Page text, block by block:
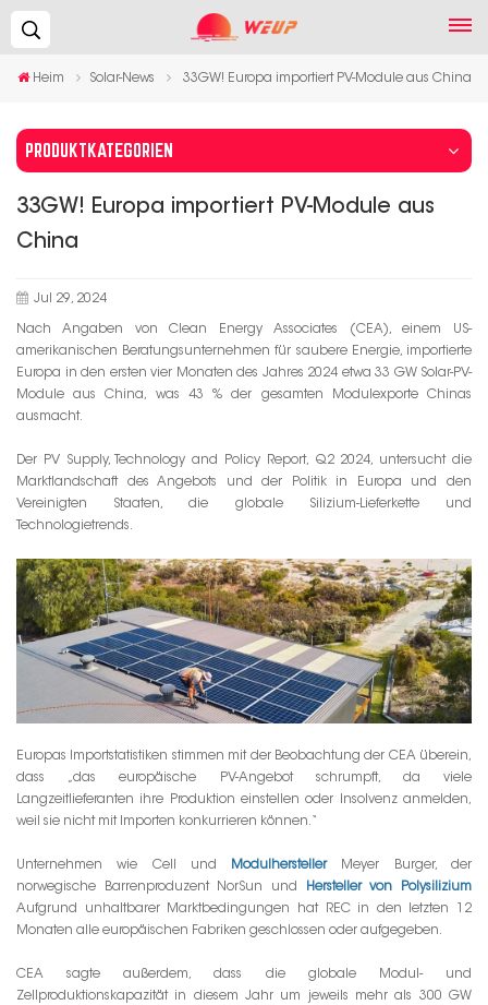
Heim Solar-News 33GW! Europa importiert PV-Module aus China
PRODUKTKATEGORIEN
33GW! Europa importiert PV-Module aus
China
Jul 29, 2024
Nach Angaben von Clean Energy Associates (CEA), einem US-
amerikanischen Beratungsunternehmen für saubere Energie, importierte
Europa in den ersten vier Monaten des Jahres 2024 etwa 33 GW Solar-PV-
Module aus China, was 43 % der gesamten Modulexporte Chinas
ausmacht.
Der PV Supply, Technology and Policy Report, Q2 2024, untersucht die
Marktlandschaft des Angebots und der Politik in Europa und den
Vereinigten Staaten, die globale Silizium-Lieferkette und
Technologietrends.
Europas Importstatistiken stimmen mit der Beobachtung der CEA überein,
dass „das europäische PV-Angebot schrumpft, da viele
Langzeitlieferanten ihre Produktion einstellen oder Insolvenz anmelden,
weil sie nicht mit Importen konkurrieren können.“
Unternehmen wie Cell und ModulherstellerMeyer Burger, der
norwegische Barrenproduzent NorSun und
Hersteller von Polysilizium
Aufgrund unhaltbarer Marktbedingungen hat REC in den letzten 12
Monaten alle europäischen Fabriken geschlossen oder aufgegeben.
CEA sagte außerdem, dass die globale Modul- und
Zellproduktionskapazität in diesem Jahr um jeweils mehr als 300 GW